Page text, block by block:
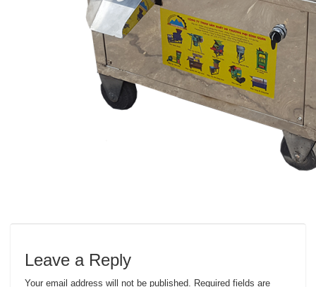
Leave a Reply
Your email address will not be published. Required fields are